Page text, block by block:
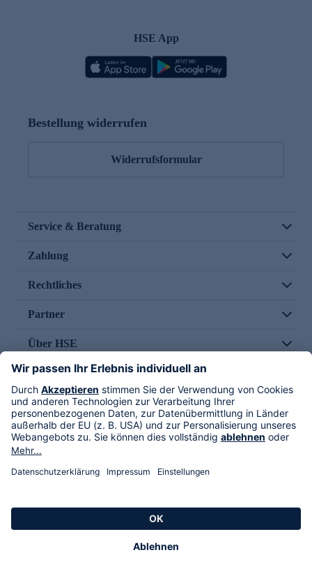
HSE App
Bestellung widerrufen
Widerrufsformular
Service & Beratung
Zahlung
Rechtliches
Partner
Über HSE
Im TV
HSE International